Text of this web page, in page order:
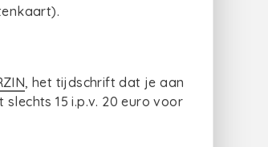
, het tijdschrift dat je aan
15 i.p.v. 20 euro voor